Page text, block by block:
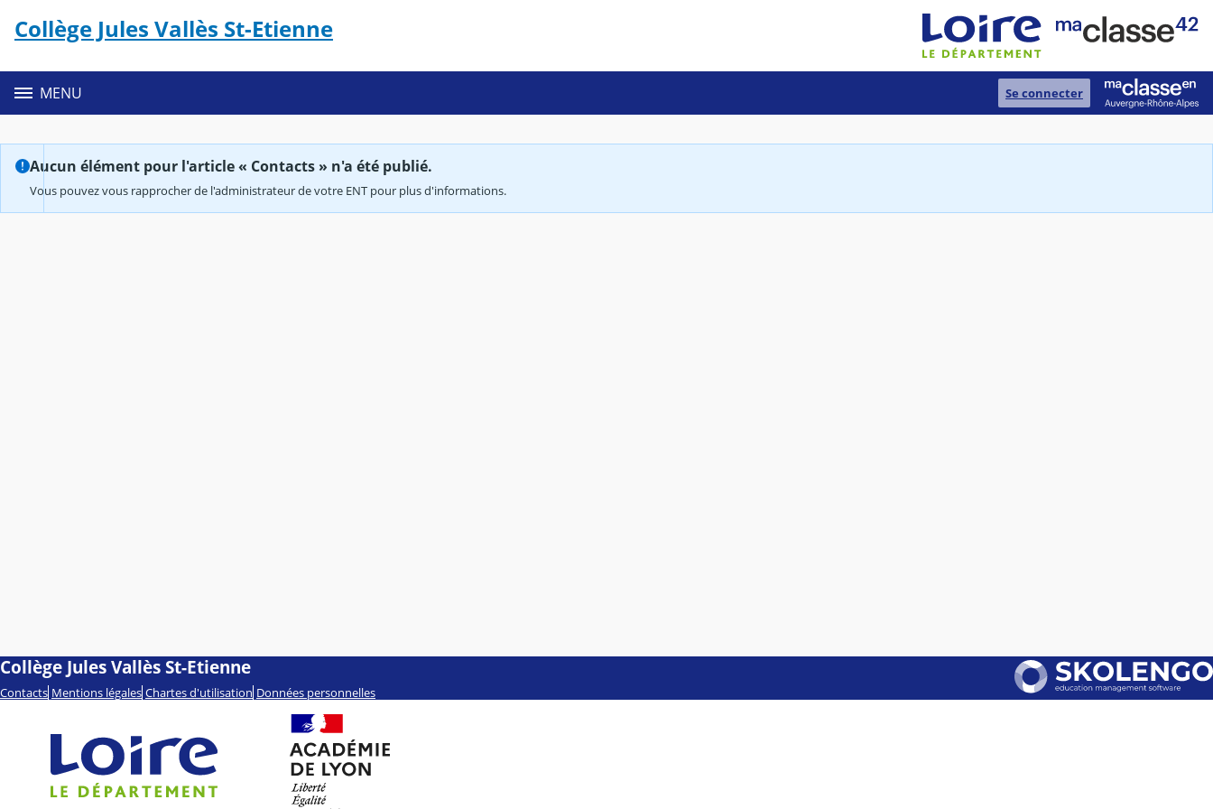
Contenu
Collège Jules Vallès St-Etienne
MENU Se connecter
Aucun élément pour l'article « Contacts » n'a été publié.
Vous pouvez vous rapprocher de l'administrateur de votre ENT pour plus d'informations.
Collège Jules Vallès St-Etienne
Contacts Mentions légales Chartes d'utilisation Données personnelles